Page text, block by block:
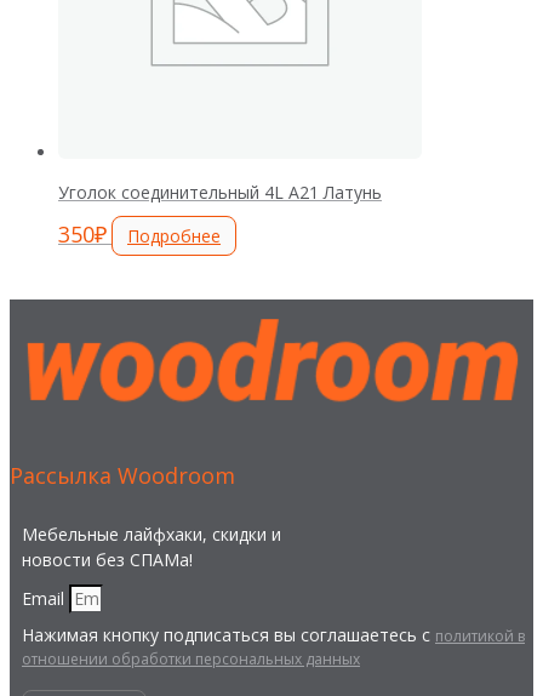
Уголок соединительный 4L А21 Латунь
350₽ Подробнее
Рассылка Woodroom
Мебельные лайфхаки, скидки и
новости без СПАМа!
Email
Нажимая кнопку подписаться вы соглашаетесь с политикой в
отношении обработки персональных данных